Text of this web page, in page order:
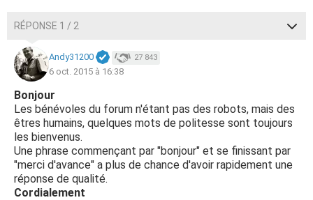
RÉPONSE 1 / 2
Andy31200 27 843
6 oct. 2015 à 16:38
Bonjour
Les bénévoles du forum n'étant pas des robots, mais des
êtres humains, quelques mots de politesse sont toujours
les bienvenus.
Une phrase commençant par "bonjour" et se finissant par
"merci d'avance" a plus de chance d'avoir rapidement une
réponse de qualité.
Cordialement